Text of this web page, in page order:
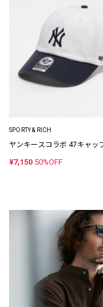
SPORTY & RICH
ヤンキースコラボ 47キャッ
¥7,150 50%OFF